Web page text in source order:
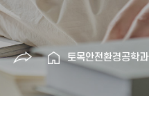
토목안전환경공학